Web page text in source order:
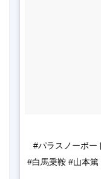
#パラスノーボー
#白馬乗鞍 #山本